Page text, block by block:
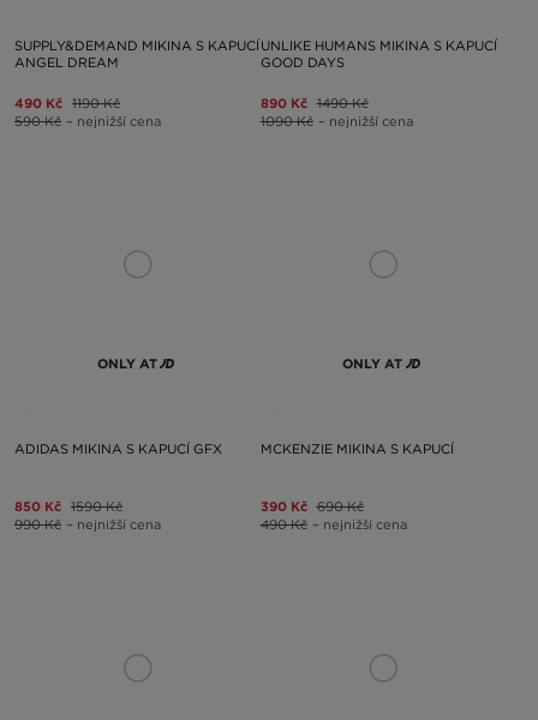
SUPPLY&DEMAND MIKINA S KAPUCÍ
ANGEL DREAM
490 Kč 1190 Kč
590 Kč – nejnižší cena
UNLIKE HUMANS MIKINA S KAPUCÍ
GOOD DAYS
890 Kč 1490 Kč
1090 Kč – nejnižší cena
ONLY AT
ADIDAS MIKINA S KAPUCÍ GFX
850 Kč 1590 Kč
990 Kč – nejnižší cena
ONLY AT
MCKENZIE MIKINA S KAPUCÍ
390 Kč 690 Kč
490 Kč – nejnižší cena